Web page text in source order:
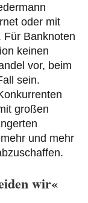
oder mit
Für Banknoten
keinen
vor, beim
sein.
großen
und mehr
wir«